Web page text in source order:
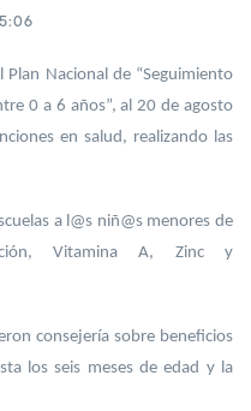
Nacional de “Seguimiento
0 a 6 años”, al 20 de agosto
en salud, realizando las
a l@s niñ@s menores de
Vitamina A, Zinc y
consejería sobre beneficios
los seis meses de edad y la